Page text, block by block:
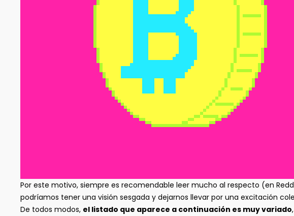
Por este motivo, siempre es recomendable leer mucho al respecto (en
podríamos tener una visión sesgada y dejarnos llevar por una excitación
De todos modos, el listado que aparece a continuación es muy variado